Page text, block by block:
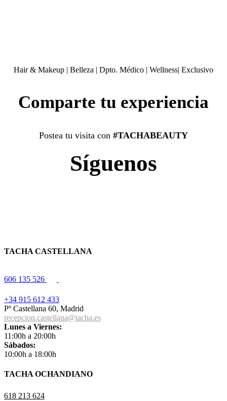
Hair & Makeup | Belleza | Dpto. Médico | Wellness| Exclusivo
Comparte tu experiencia
Postea tu visita con #TACHABEAUTY
Síguenos
TACHA CASTELLANA
606 135 526
+34 915 612 433
Pº Castellana 60, Madrid
recepcion.castellana@tacha.es
Lunes a Viernes:
11:00h a 20:00h
Sábados:
10:00h a 18:00h
TACHA OCHANDIANO
618 213 624